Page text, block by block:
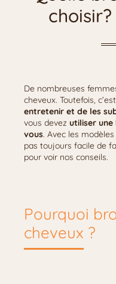
De nombreuses
cheveux. Toutefois,
entretenir et de les
vous devez utiliser
vous. Avec les
pas toujours facile de
pour voir nos conseils.
Pourquoi
cheveux ?